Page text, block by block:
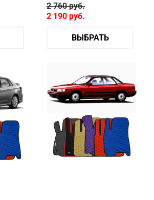
2 760руб.
2 190 руб.
ВЫБРАТЬ